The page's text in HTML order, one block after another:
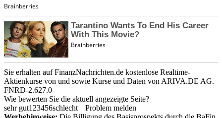
Sie erhalten auf FinanzNachrichten.de kostenlose Realtime-
Aktienkurse von und sowie Kurse und Daten von ARIVA.DE AG.
FNRD-2.627.0
Wie bewerten Sie die aktuell angezeigte Seite?
sehr gut1 23456schlecht
Problem melden